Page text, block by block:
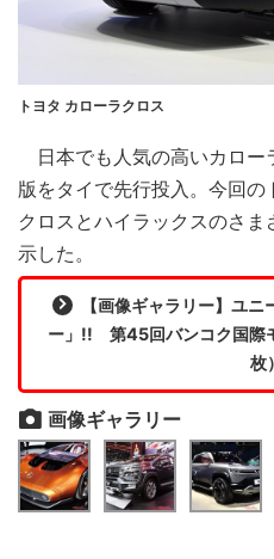
トヨタ カローラクロス
日本でも人気の高いカロー
版をタイで先行投入。今回
クロスとハイラックスのさ
示した。
【画像ギャラリー】ユ
ー」!! 第45回バンコク国際
枚）
画像ギャラリー